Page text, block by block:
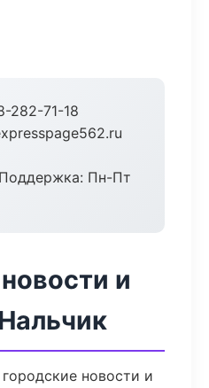
282-71-18
Поддержка: Пн-Пт
и
новости и